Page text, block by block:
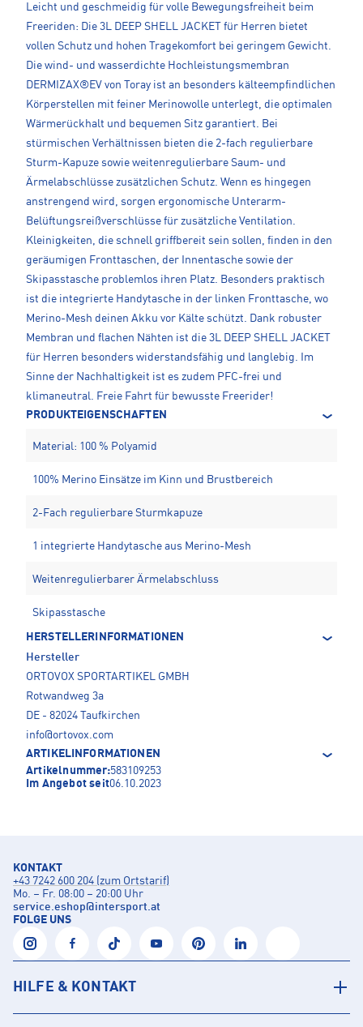
Leicht und geschmeidig für volle Bewegungsfreiheit beim
Freeriden: Die 3L DEEP SHELL JACKET für Herren bietet
vollen Schutz und hohen Tragekomfort bei geringem Gewicht.
Die wind- und wasserdichte Hochleistungsmembran
DERMIZAX®EV von Toray ist an besonders kälteempfindlichen
Körperstellen mit feiner Merinowolle unterlegt, die optimalen
Wärmerückhalt und bequemen Sitz garantiert. Bei
stürmischen Verhältnissen bieten die 2-fach regulierbare
Sturm-Kapuze sowie weitenregulierbare Saum- und
Ärmelabschlüsse zusätzlichen Schutz. Wenn es hingegen
anstrengend wird, sorgen ergonomische Unterarm-
Belüftungsreißverschlüsse für zusätzliche Ventilation.
Kleinigkeiten, die schnell griffbereit sein sollen, finden in den
geräumigen Fronttaschen, der Innentasche sowie der
Skipasstasche problemlos ihren Platz. Besonders praktisch
ist die integrierte Handytasche in der linken Fronttasche, wo
Merino-Mesh deinen Akku vor Kälte schützt. Dank robuster
Membran und flachen Nähten ist die 3L DEEP SHELL JACKET
für Herren besonders widerstandsfähig und langlebig. Im
Sinne der Nachhaltigkeit ist es zudem PFC-frei und
klimaneutral. Freie Fahrt für bewusste Freerider!
PRODUKTEIGENSCHAFTEN
Material: 100 % Polyamid
100% Merino Einsätze im Kinn und Brustbereich
2-Fach regulierbare Sturmkapuze
1 integrierte Handytasche aus Merino-Mesh
Weitenregulierbarer Ärmelabschluss
Skipasstasche
HERSTELLERINFORMATIONEN
Hersteller
ORTOVOX SPORTARTIKEL GMBH
Rotwandweg 3a
DE - 82024 Taufkirchen
info@ortovox.com
ARTIKELINFORMATIONEN
Artikelnummer:583109253
Im Angebot seit06.10.2023
KONTAKT
+43 7242 600 204 (zum Ortstarif)
Mo. – Fr. 08:00 – 20:00 Uhr
service.eshop@intersport.at
FOLGE UNS
HILFE & KONTAKT